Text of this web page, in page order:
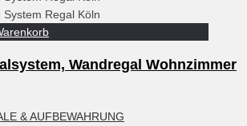
Wandregal Wohnzimmer
& AUFBEWAHRUNG